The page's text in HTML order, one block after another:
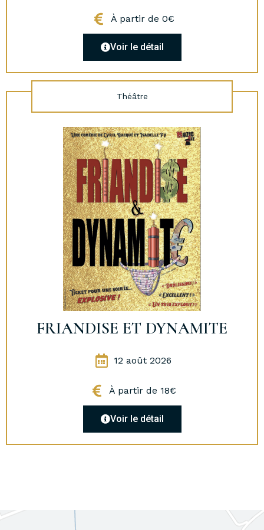
À partir de 0€
Voir le détail
Théâtre
FRIANDISE ET DYNAMITE
12 août 2026
À partir de 18€
Voir le détail